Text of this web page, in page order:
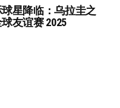
球星降临：乌拉圭之
友谊赛 2025